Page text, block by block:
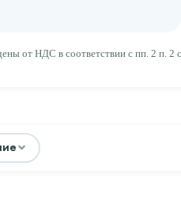
от НДС в соответствии с пп. 2 п. 2